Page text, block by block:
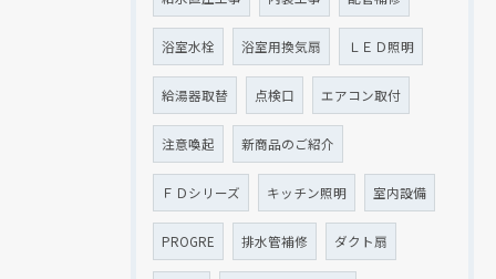
浴室水栓 浴室用換気扇 ＬＥＤ照明
給湯器取替 点検口 エアコン取付
注意喚起 新商品のご紹介
ＦＤシリーズ キッチン照明 室内設備
PROGRE 排水管補修 ダクト扇